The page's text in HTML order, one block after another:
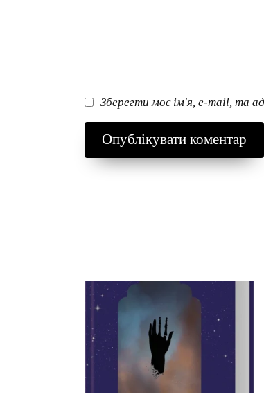
Зберегти моє ім'я, e-mail, та